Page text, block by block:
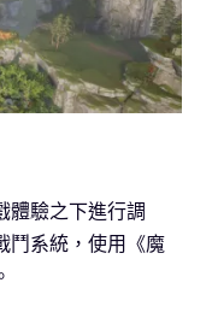
體驗之下進行調
鬥系統，使用《魔